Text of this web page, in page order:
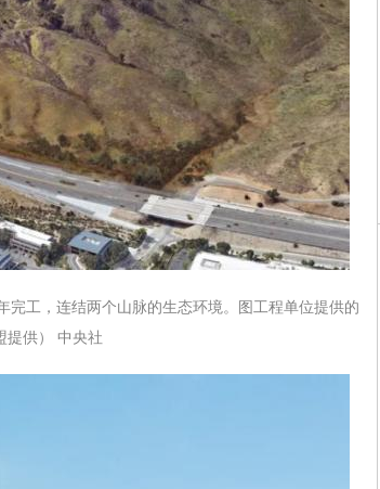
完工，连结两个山脉的生态环境。图工程单位提供的
提供） 中央社